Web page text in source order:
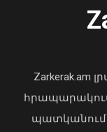
Ուկրաինայի
նախագահը
պատկանում